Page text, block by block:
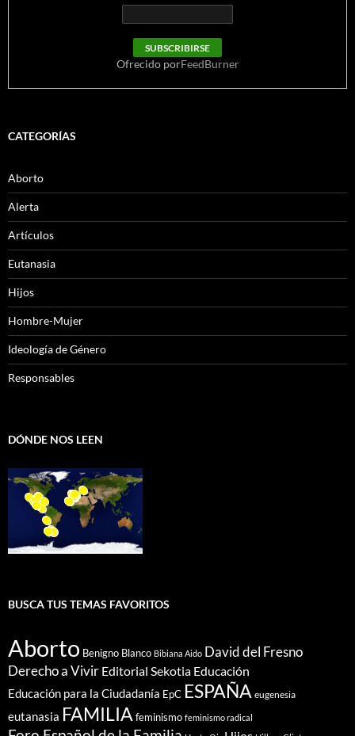
Ofrecido porFeedBurner
CATEGORÍAS
Aborto
Alerta
Artículos
Eutanasia
Hijos
Hombre-Mujer
Ideología de Género
Responsables
DÓNDE NOS LEEN
BUSCA TUS TEMAS FAVORITOS
Aborto Benigno Blanco Bibiana Aido David del Fresno
Derecho a Vivir Editorial Sekotia Educación
Educación para la Ciudadanía EpC ESPAÑA eugenesia
eutanasia FAMILIA feminismo feminismo radical